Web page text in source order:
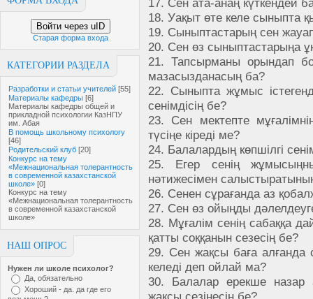
Войти через uID
Старая форма входа
КАТЕГОРИИ РАЗДЕЛА
Разработки и статьи учителей [55]
Материалы кафедры [6]
Материалы кафедры общей и
прикладной психологии КазНПУ
им. Абая
В помощь школьному психологу
[46]
Родительский клуб [20]
Конкурс на тему
«Межнациональная толерантность
в современной казахстанской
школе» [0]
Конкурс на тему
«Межнациональная толерантность
в современной казахстанской
школе»
НАШ ОПРОС
Нужен ли школе психолог?
Да, обязательно
Хороший - да. да где его
17. Сен ата-анаң күткендей
18. Уақыт өте келе сыныпта
19. Сыныптастарың сен
20. Сен өз сыныптастарыңа
21. Тапсырманы орындап
мазасызданасың ба?
22. Сыныпта жұмыс
сенімдісің бе?
23. Сен мектепте
түсіңе кіреді ме?
24. Балалардың көпшілгі
25. Егер сенің
нәтижесімен
26. Сенен сұрағанда аз
27. Сен өз ойыңды
28. Мұғалім сенің сабаққа
қатты соққанын сезесің бе?
29. Сен жақсы баға алғанда
келеді деп ойлай ма?
30. Балалар ерекше назар
жақсы сезінесің бе?